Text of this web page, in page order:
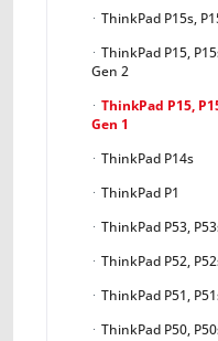
ThinkPad P15s,
ThinkPad P15,
Gen 2
ThinkPad P15,
Gen 1
ThinkPad P14s
ThinkPad P1
ThinkPad P53,
ThinkPad P52,
ThinkPad P51,
ThinkPad P50,